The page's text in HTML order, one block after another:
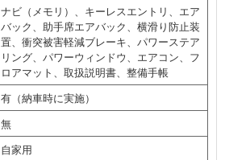
ナビ（メモリ）、キーレスエントリ、エア
バック、助手席エアバック、横滑り防止装
置、衝突被害軽減ブレーキ、パワーステア
リング、パワーウィンドウ、エアコン、フ
ロアマット、取扱説明書、整備手帳
有（納車時に実施）
無
自家用